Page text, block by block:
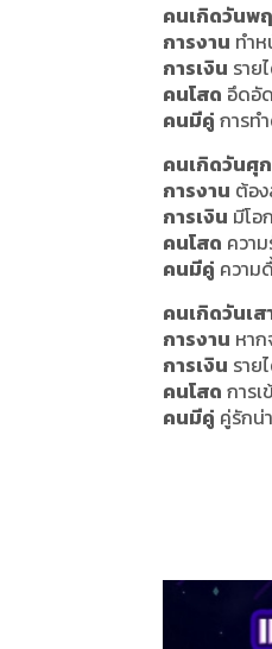
คนเกิดวันพ
การงาน ทำ
การเงิน ราย
คนโสด อึดอั
คนมีคู่ การท
คนเกิดวันศุ
การงาน ต้อ
การเงิน มีโอ
คนโสด ควา
คนมีคู่ ความ
คนเกิดวันเส
การงาน หา
การเงิน ราย
คนโสด การ
คนมีคู่ คู่รักน่